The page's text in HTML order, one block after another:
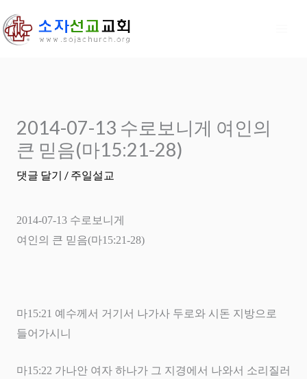
텐
츠
2014-07-13 수로보니게 여인의
큰 믿음(마15:21-28)
댓글 달기 / 주일설교
2014-07-13 수로보니게
여인의 큰 믿음(마15:21-28)
마15:21 예수께서 거기서 나가사 두로와 시돈 지방으로
들어가시니
마15:22 가나안 여자 하나가 그 지경에서 나와서 소리질러